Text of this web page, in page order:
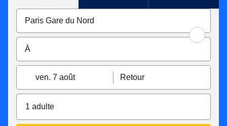
ven. 7 août Retour
1 adulte